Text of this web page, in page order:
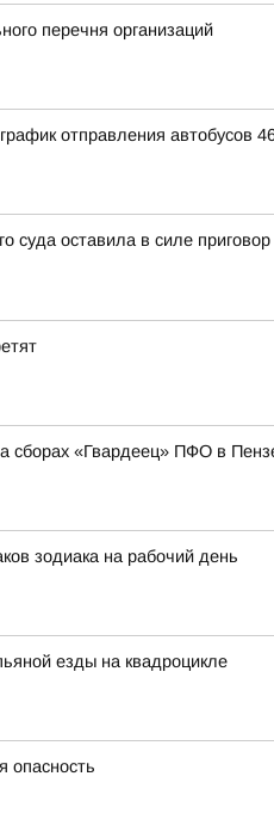
перечня организаций
отправления автобусов
суда оставила в силе
сборах «Гвардеец» ПФО в
зодиака на рабочий день
езды на квадроцикле
опасность